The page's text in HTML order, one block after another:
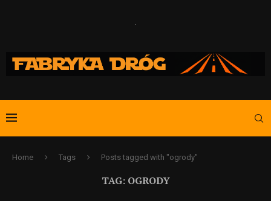
Home Tags Posts tagged with "ogrody"
TAG: OGRODY